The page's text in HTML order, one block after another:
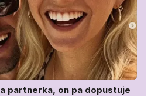
partnerka, on pa dopustuje